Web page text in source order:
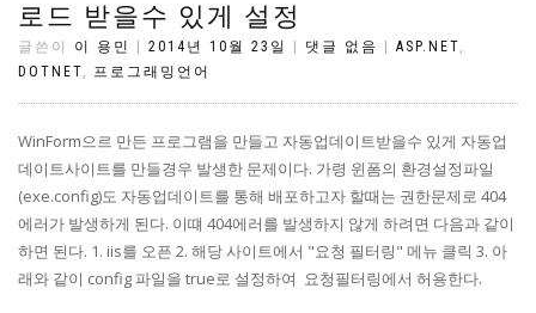
로드 받을수 있게 설정
글쓴이 이 용민 2014년 10월 23일 댓글 없음 ASP.NET,
DOTNET, 프로그래밍언어
WinForm으르 만든 프로그램을 만들고 자동업데이트받을수 있게 자동업
데이트사이트를 만들경우 발생한 문제이다. 가령 윈폼의 환경설정파일
(exe.config)도 자동업데이트를 통해 배포하고자 할때는 권한문제로 404
에러가 발생하게 된다. 이떄 404에러를 발생하지 않게 하려면 다음과 같이
하면 된다. 1. iis를 오픈 2. 해당 사이트에서 "요청 필터링" 메뉴 클릭 3. 아
래와 같이 config 파일을 true로 설정하여 요청필터링에서 허용한다.